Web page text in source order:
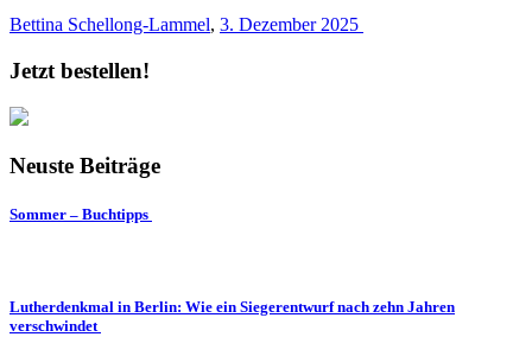
Bettina Schellong-Lammel, 3. Dezember 2025
Jetzt bestellen!
Neuste Beiträge
Sommer – Buchtipps
Lutherdenkmal in Berlin: Wie ein Siegerentwurf nach zehn Jahren
verschwindet